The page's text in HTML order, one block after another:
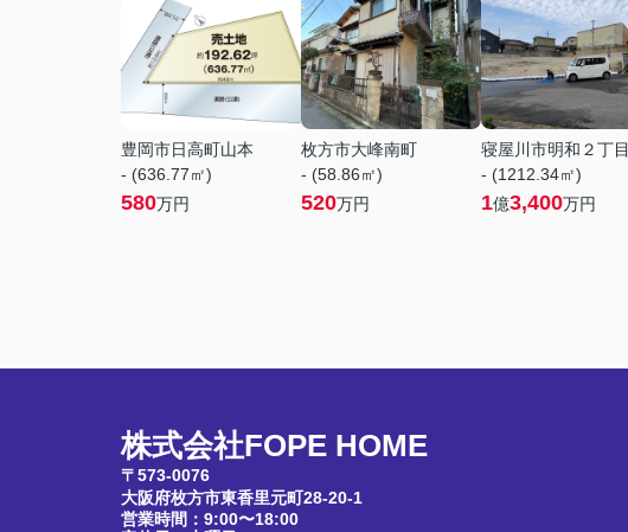
豊岡市日高町山本
- (636.77㎡)
580万円
枚方市大峰南町
- (58.86㎡)
520万円
寝屋川市明和２丁目
- (1212.34㎡)
1億3,400万円
株式会社FOPE HOME
〒573-0076
大阪府枚方市東香里元町28-20-1
営業時間：9:00〜18:00